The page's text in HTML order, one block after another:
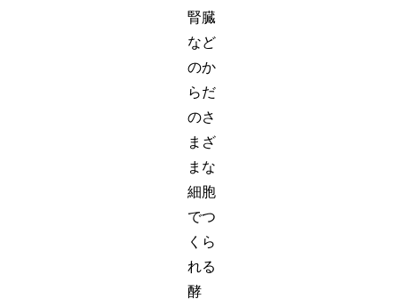
腎臓
など
のか
らだ
のさ
まざ
まな
細胞
でつ
くら
れる
酵